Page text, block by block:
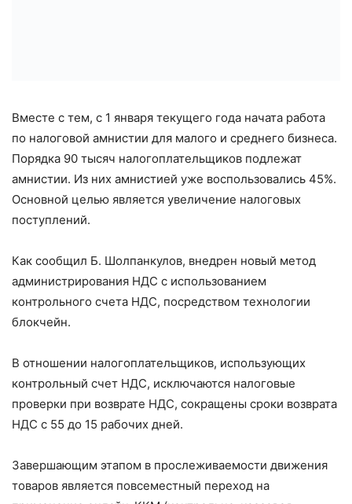
Вместе с тем, с 1 января текущего года начата работа
по налоговой амнистии для малого и среднего бизнеса.
Порядка 90 тысяч налогоплательщиков подлежат
амнистии. Из них амнистией уже воспользовались 45%.
Основной целью является увеличение налоговых
поступлений.
Как сообщил Б. Шолпанкулов, внедрен новый метод
администрирования НДС с использованием
контрольного счета НДС, посредством технологии
блокчейн.
В отношении налогоплательщиков, использующих
контрольный счет НДС, исключаются налоговые
проверки при возврате НДС, сокращены сроки возврата
НДС с 55 до 15 рабочих дней.
Завершающим этапом в прослеживаемости движения
товаров является повсеместный переход на